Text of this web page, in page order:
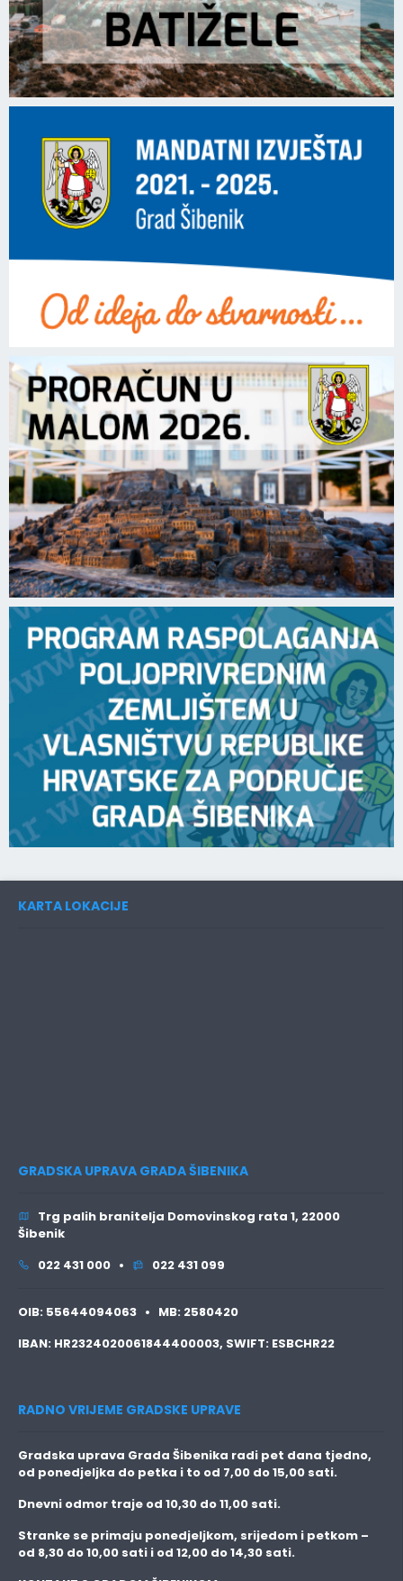
KARTA LOKACIJE
GRADSKA UPRAVA GRADA ŠIBENIKA
Trg palih branitelja Domovinskog rata 1, 22000
Šibenik
022 431 000 •
022 431 099
OIB: 55644094063 • MB: 2580420
IBAN: HR2324020061844400003, SWIFT: ESBCHR22
RADNO VRIJEME GRADSKE UPRAVE
Gradska uprava Grada Šibenika radi pet dana tjedno,
od ponedjeljka do petka i to od 7,00 do 15,00 sati.
Dnevni odmor traje od 10,30 do 11,00 sati.
Stranke se primaju ponedjeljkom, srijedom i petkom –
od 8,30 do 10,00 sati i od 12,00 do 14,30 sati.